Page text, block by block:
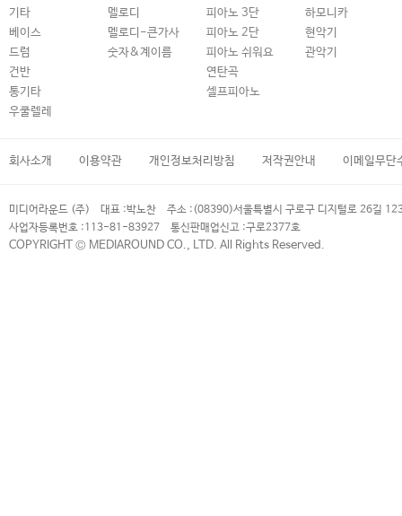
기타
베이스
드럼
건반
통기타
우쿨렐레
멜로디
멜로디-큰가사
숫자&계이름
피아노 3단
피아노 2단
피아노 쉬워요
연탄곡
셀프피아노
하모니카
현악기
관악기
회사소개 이용약관 개인정보처리방침 저작권안내 이메일무단
미디어라운드 (주) 대표 :박노찬 주소 : (08390)서울특별시 구로구 디지털로 26길
사업자등록번호 :113-81-83927 통신판매업신고 :구로2377호
COPYRIGHT © MEDIAROUND CO., LTD. All Rights Reserved.